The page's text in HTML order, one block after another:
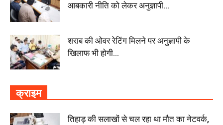
आबकारी नीति को लेकर अनुज्ञापी...
शराब की ओवर रेटिंग मिलने पर अनुज्ञापी के
खिलाफ भी होगी...
क्राइम
तिहाड़ की सलाखों से चल रहा था मौत का नेटवर्क,